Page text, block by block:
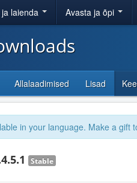
laienda Avasta ja õpi
Allalaadimised Lisad
in your language. Make a gift
Stable